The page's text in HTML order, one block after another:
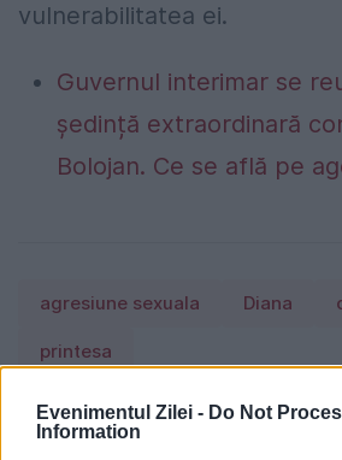
Evenimentul Zilei - Do Not
Information
vulnerabilitatea ei.
Guvernul interimar se
ședință extraordinară
Bolojan. Ce se află pe
agresiune sexuala Diana
printesa